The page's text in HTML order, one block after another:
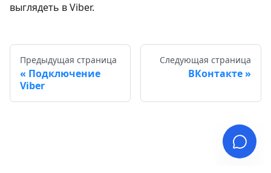
выглядеть в Viber.
Предыдущая страница
Подключение
Viber
Следующая страница
ВКонтакте